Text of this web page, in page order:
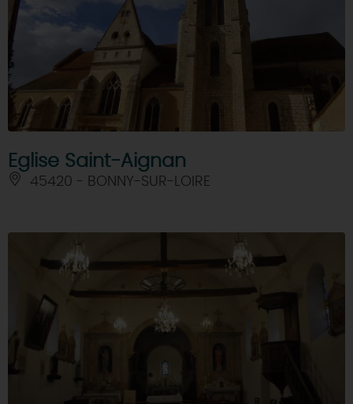
Eglise Saint-Aignan
45420 - BONNY-SUR-LOIRE